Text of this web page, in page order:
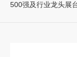
500强及行业龙头展